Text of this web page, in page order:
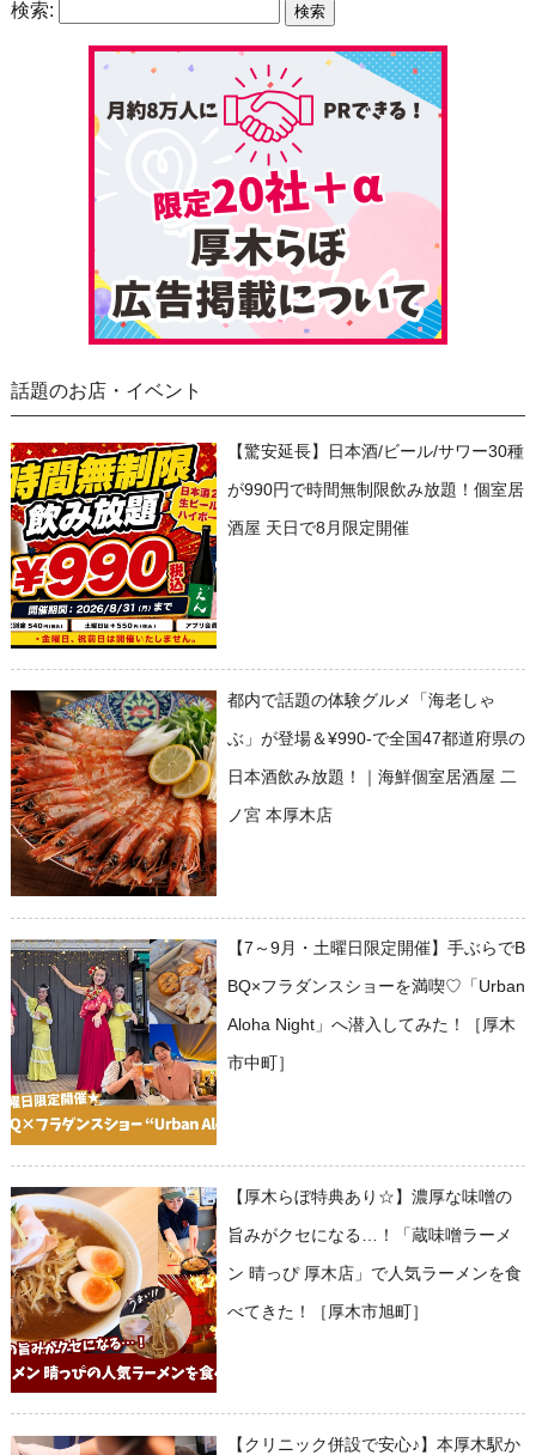
検索:
話題のお店・イベント
【驚安延長】日本酒/ビール/サワー30種
が990円で時間無制限飲み放題！個室居
酒屋 天日で8月限定開催
都内で話題の体験グルメ「海老しゃ
ぶ」が登場＆¥990-で全国47都道府県の
日本酒飲み放題！｜海鮮個室居酒屋 二
ノ宮 本厚木店
【7～9月・土曜日限定開催】手ぶらでB
BQ×フラダンスショーを満喫♡「Urban
Aloha Night」へ潜入してみた！［厚木
市中町］
【厚木らぼ特典あり☆】濃厚な味噌の
旨みがクセになる…！「蔵味噌ラーメ
ン 晴っぴ 厚木店」で人気ラーメンを食
べてきた！［厚木市旭町］
【クリニック併設で安心♪】本厚木駅か